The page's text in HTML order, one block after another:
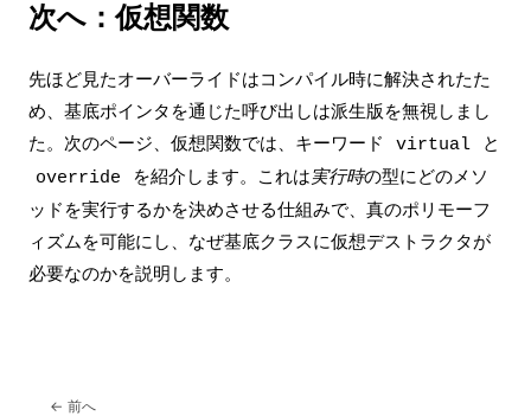
次へ：仮想関数
先ほど見たオーバーライドはコンパイル時に解決されたた
め、基底ポインタを通じた呼び出しは派生版を無視しまし
た。次のページ、 仮想関数では、キーワード virtual と
override を紹介します。これは実行時の型にどのメソ
ッドを実行するかを決めさせる仕組みで、真のポリモーフ
ィズムを可能にし、なぜ基底クラスに仮想デストラクタが
必要なのかを説明します。
前へ